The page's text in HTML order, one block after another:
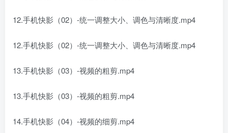
12.手机快影（02）-统一调整大小、调色与清晰度.mp4
12.手机快影（02）-统一调整大小、调色与清晰度.mp4
13.手机快影（03）-视频的粗剪.mp4
13.手机快影（03）-视频的粗剪.mp4
14.手机快影（04）-视频的细剪.mp4